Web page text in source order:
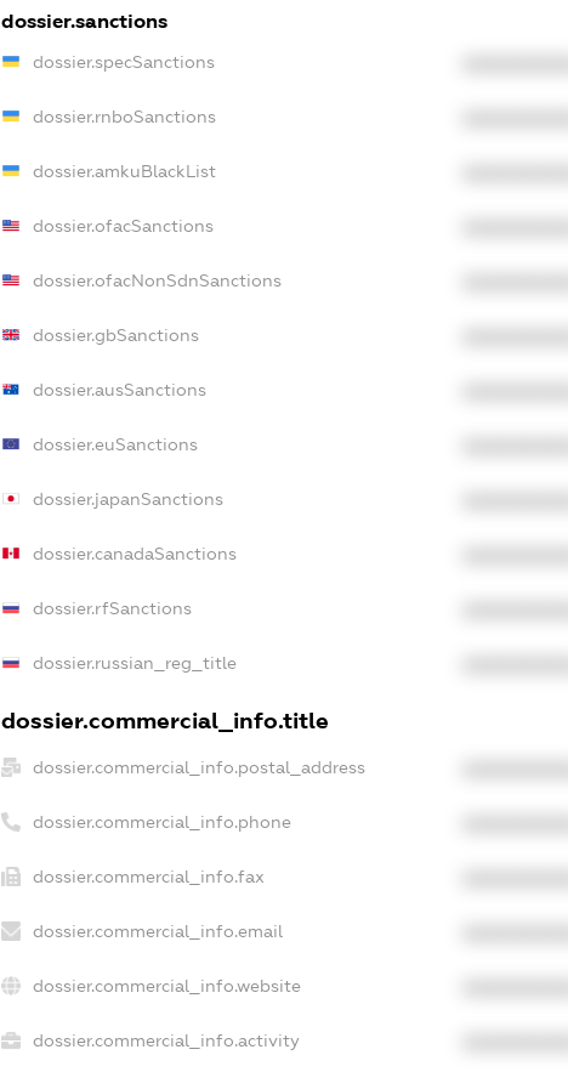
dossier.sanctions
dossier.specSanctions
dossier.rnboSanctions
dossier.amkuBlackList
dossier.ofacSanctions
dossier.ofacNonSdnSanctions
dossier.gbSanctions
dossier.ausSanctions
dossier.euSanctions
dossier.japanSanctions
dossier.canadaSanctions
dossier.rfSanctions
dossier.russian_reg_title
dossier.commercial_info.title
dossier.commercial_info.postal_address
dossier.commercial_info.phone
dossier.commercial_info.fax
dossier.commercial_info.email
dossier.commercial_info.website
dossier.commercial_info.activity